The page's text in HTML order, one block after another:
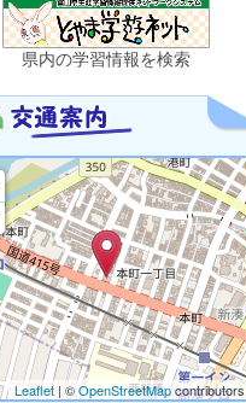
県内の学習情報を検索
Leaflet| ©OpenStreetMapcontributors